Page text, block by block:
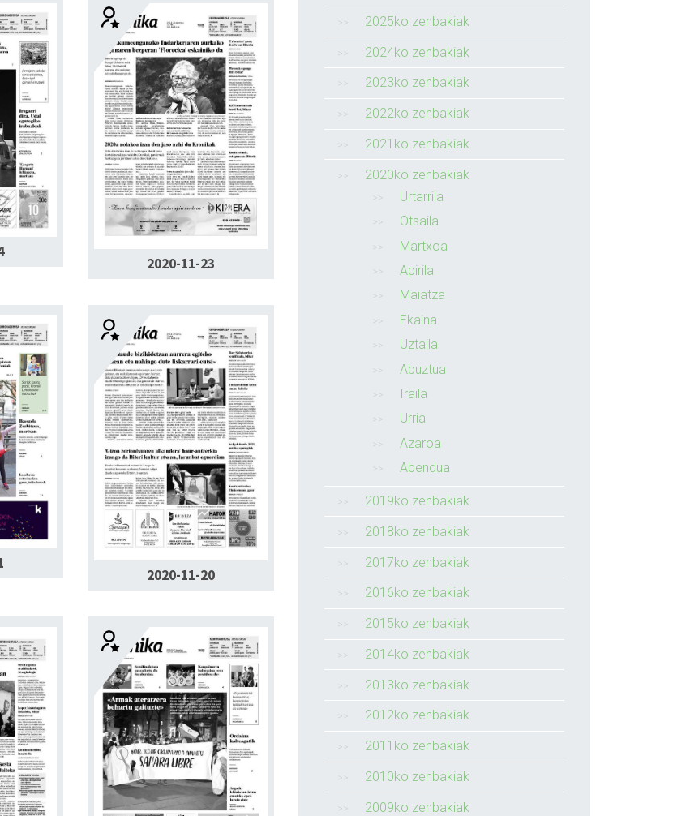
2020-11-23
2020-11-20
2025ko zenbakiak
2024ko zenbakiak
2023ko zenbakiak
2022ko zenbakiak
2021ko zenbakiak
2020ko zenbakiak
Urtarrila
Otsaila
Martxoa
Apirila
Maiatza
Ekaina
Uztaila
Abuztua
Iraila
Urria
Azaroa
Abendua
2019ko zenbakiak
2018ko zenbakiak
2017ko zenbakiak
2016ko zenbakiak
2015ko zenbakiak
2014ko zenbakiak
2013ko zenbakiak
2012ko zenbakiak
2011ko zenbakiak
2010ko zenbakiak
2009ko zenbakiak